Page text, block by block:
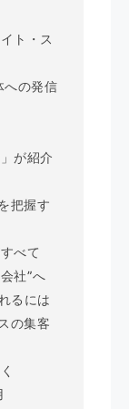
ト・ス
への発信
が紹介
把握す
べて
社”へ
るには
の集客